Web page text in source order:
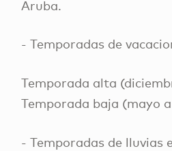
Aruba.
- Temporadas de
Temporada alta
Temporada baja (mayo
- Temporadas de lluvias